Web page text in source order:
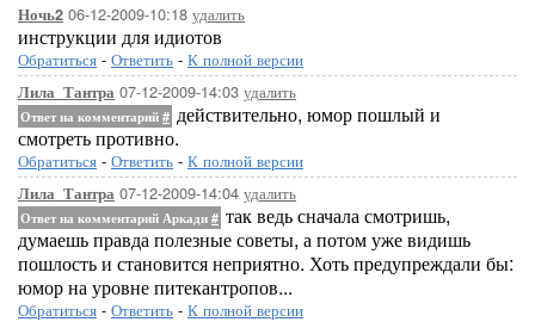
Ночь2 06-12-2009-10:18 удалить
инструкции для идиотов
Обратиться - Ответить - К полной версии
Лила_Тантра 07-12-2009-14:03 удалить
Ответ на комментарий # действительно, юмор пошлый и
смотреть противно.
Обратиться - Ответить - К полной версии
Лила_Тантра 07-12-2009-14:04 удалить
Ответ на комментарий Аркади # так ведь сначала смотришь,
думаешь правда полезные советы, а потом уже видишь
пошлость и становится неприятно. Хоть предупреждали бы:
юмор на уровне питекантропов...
Обратиться - Ответить - К полной версии